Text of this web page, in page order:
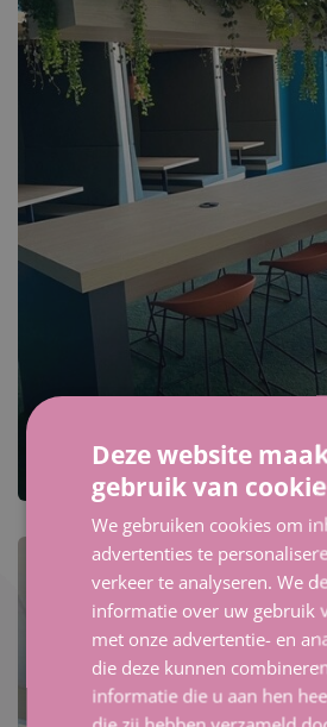
Deze website
gebruik van
We gebruiken cookies om
advertenties te
verkeer te analyseren. We
informatie over uw gebruik
met onze advertentie- en
die deze kunnen
informatie die u aan hen